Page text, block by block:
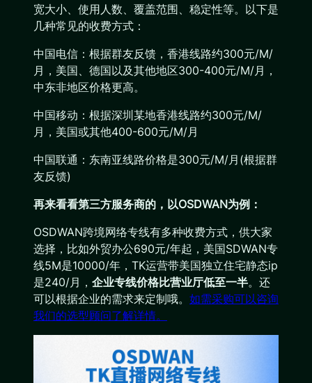
宽大小、使用人数、覆盖范围、稳定性等。以下是
几种常见的收费方式：
中国电信：根据群友反馈，香港线路约300元/M/
月，美国、德国以及其他地区300-400元/M/月，
中东非地区价格更高。
中国移动：根据深圳某地香港线路约300元/M/
月，美国或其他400-600元/M/月
中国联通：东南亚线路价格是300元/M/月(根据群
友反馈)
再来看看第三方服务商的，以OSDWAN为例：
OSDWAN跨境网络专线有多种收费方式，供大家
选择，比如外贸办公690元/年起，美国SDWAN专
线5M是10000/年，TK运营带美国独立住宅静态ip
是240/月， 企业专线价格比营业厅低至一半。还
可以根据企业的需求来定制哦。 如需采购可以咨询
我们的选型顾问了解详情。